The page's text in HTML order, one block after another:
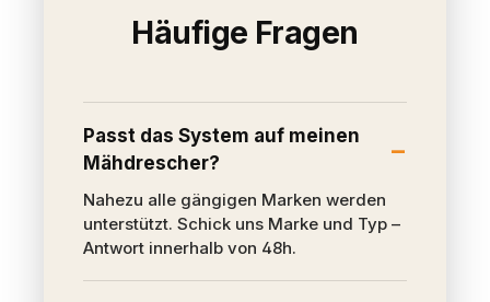
Häufige Fragen
Passt das System auf meinen
Mähdrescher?
Nahezu alle gängigen Marken werden
unterstützt. Schick uns Marke und Typ –
Antwort innerhalb von 48h.